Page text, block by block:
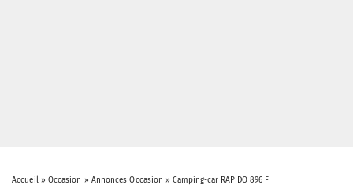
Accueil» Occasion » Annonces Occasion »Camping-car RAPIDO 896 F